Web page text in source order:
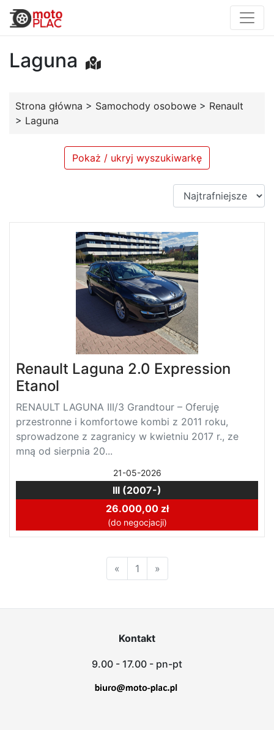
Laguna
Strona główna > Samochody osobowe > Renault
> Laguna
Pokaż / ukryj wyszukiwarkę
Renault Laguna 2.0 Expression
Etanol
RENAULT LAGUNA III/3 Grandtour – Oferuję
przestronne i komfortowe kombi z 2011 roku,
sprowadzone z zagranicy w kwietniu 2017 r., ze
mną od sierpnia 20...
21-05-2026
III (2007-)
26.000,00 zł
(do negocjacji)
« 1 »
Kontakt
9.00 - 17.00 - pn-pt